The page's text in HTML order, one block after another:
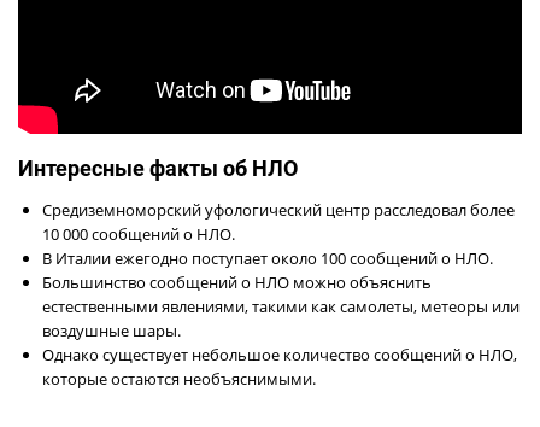
Интересные факты об НЛО
Средиземноморский уфологический центр расследовал более
10 000 сообщений о НЛО.
В Италии ежегодно поступает около 100 сообщений о НЛО.
Большинство сообщений о НЛО можно объяснить
естественными явлениями, такими как самолеты, метеоры или
воздушные шары.
Однако существует небольшое количество сообщений о НЛО,
которые остаются необъяснимыми.